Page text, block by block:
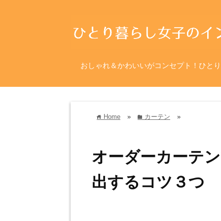
おしゃれ＆かわいいがコンセプト！ひと
home Home » folder カーテン »
オーダーカーテ
出するコツ３つ